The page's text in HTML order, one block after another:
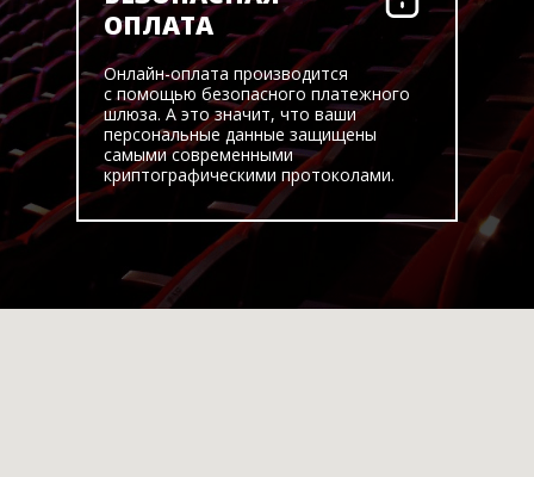
ОПЛАТА
Онлайн-оплата производится
с помощью безопасного платежного
шлюза. А это значит, что ваши
персональные данные защищены
самыми современными
криптографическими протоколами.